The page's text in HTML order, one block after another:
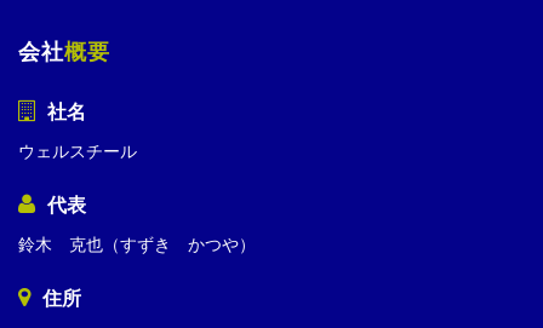
会社概要
社名
ウェルスチール
代表
鈴木 克也（すずき かつや）
住所